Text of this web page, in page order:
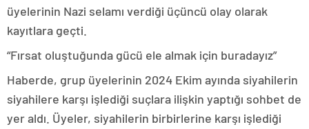
üyelerinin Nazi selamı verdiği üçüncü olay olarak
kayıtlara geçti.
“Fırsat oluştuğunda gücü ele almak için buradayız”
Haberde, grup üyelerinin 2024 Ekim ayında siyahilerin
siyahilere karşı işlediği suçlara ilişkin yaptığı sohbet de
yer aldı. Üyeler, siyahilerin birbirlerine karşı işlediği